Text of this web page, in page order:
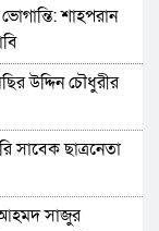
শাহপরান
উদ্দিন চৌধুরীর
সাবেক ছাত্রনেতা
সাজুর